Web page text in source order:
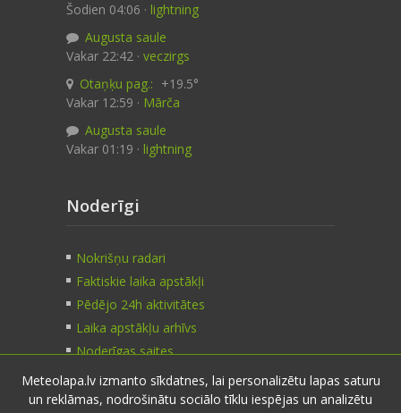
Šodien 04:06 · lightning
Augusta saule
Vakar 22:42 · veczirgs
Otaņķu pag.: +19.5°
Vakar 12:59 · Mārča
Augusta saule
Vakar 01:19 · lightning
Noderīgi
Nokrišņu radari
Faktiskie laika apstākļi
Pēdējo 24h aktivitātes
Laika apstākļu arhīvs
Noderīgas saites
Kontakti
Meteolapa.lv izmanto sīkdatnes, lai personalizētu lapas saturu
un reklāmas, nodrošinātu sociālo tīklu iespējas un analizētu